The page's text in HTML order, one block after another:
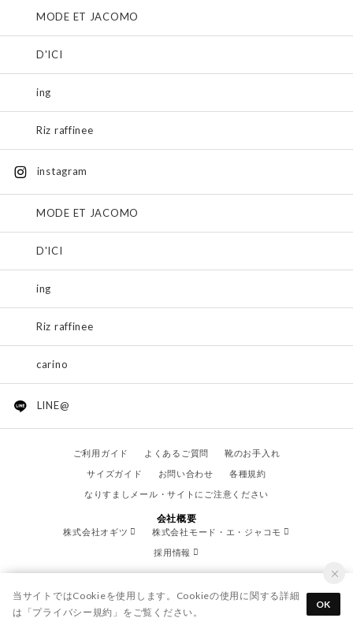
MODE ET JACOMO
D'ICI
ing
Riz raffinee
instagram
MODE ET JACOMO
D'ICI
ing
Riz raffinee
carino
LINE@
ご利用ガイド よくあるご質問
靴のお手入れ
サイズガイド
お問い合わせ
各種規約
なりすましメール・サイトにご注意ください
会社概要
株式会社オギツ
株式会社モード・エ・ジャコモ
採用情報
当サイトではCookieを使用します。Cookieの使用に関する詳細
は「プライバシー規約 」をご覧ください。
OK